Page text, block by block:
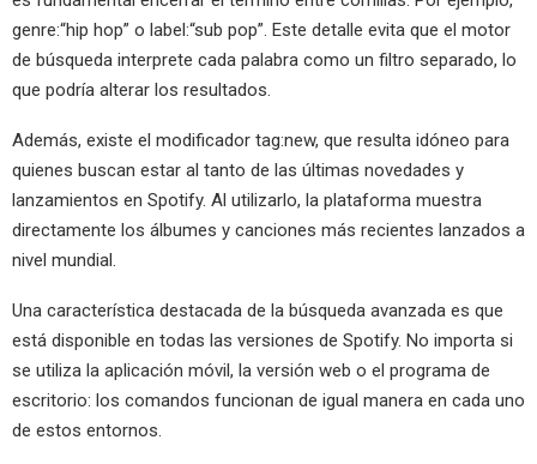
genre:“hip hop” o label:“sub pop”. Este detalle evita que el motor
de búsqueda interprete cada palabra como un filtro separado, lo
que podría alterar los resultados.
Además, existe el modificador tag:new, que resulta idóneo para
quienes buscan estar al tanto de las últimas novedades y
lanzamientos en Spotify. Al utilizarlo, la plataforma muestra
directamente los álbumes y canciones más recientes lanzados a
nivel mundial.
Una característica destacada de la búsqueda avanzada es que
está disponible en todas las versiones de Spotify. No importa si
se utiliza la aplicación móvil, la versión web o el programa de
escritorio: los comandos funcionan de igual manera en cada uno
de estos entornos.